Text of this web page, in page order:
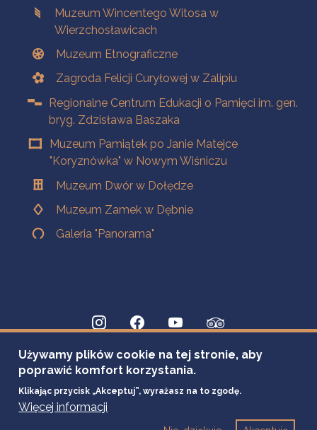
Muzeum Wincentego Witosa w
Wierzchosławicach
Muzeum Etnograficzne
Zagroda Felicji Curyłowej w Zalipiu
Regionalne Centrum Edukacji o Pamięci im. gen.
bryg. Zdzisława Baszaka
Muzeum Pamiątek po Janie Matejce
"Koryznówka" w Nowym Wiśniczu
Muzeum Dwór w Dołędze
Muzeum Zamek w Dębnie
Galeria "Panorama"
Używamy plików cookie na tej stronie, aby
poprawić komfort korzystania.
Klikając przycisk „Akceptuj”, wyrażasz na to zgodę.
Więcej informacji